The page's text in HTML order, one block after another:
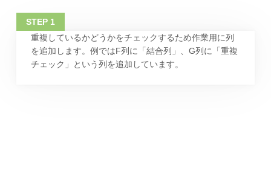
重複しているかどうかをチェックするため作業用に列
を追加します。例ではF列に「結合列」、G列に「重複
チェック」という列を追加しています。